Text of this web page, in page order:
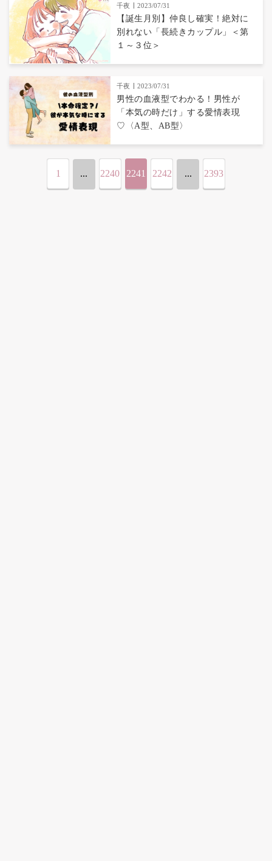
千夜 2023/07/31
【誕生月別】仲良し確実！絶対に
別れない「長続きカップル」＜第
１～３位＞
千夜 2023/07/31
男性の血液型でわかる！男性が
「本気の時だけ」する愛情表現
♡〈A型、AB型〉
1 ... 2240 2241 2242 ... 2393